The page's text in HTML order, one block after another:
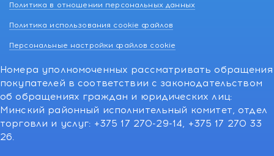
Политика в отношении персональных данных
Политика использования cookie файлов
Персональные настройки файлов cookie
Номера уполномоченных рассматривать обращения
покупателей в соответствии с законодательством
об обращениях граждан и юридических лиц:
Минский районный исполнительный комитет, отдел
торговли и услуг: +375 17 270-29-14, +375 17 270 33
26.